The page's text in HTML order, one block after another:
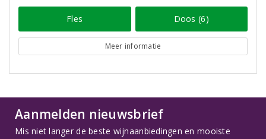
Fles Doos (6)
Meer informatie
Aanmelden nieuwsbrief
Mis niet langer de beste wijnaanbiedingen en mooiste